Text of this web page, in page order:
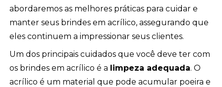
abordaremos as melhores práticas para cuidar e
manter seus brindes em acrílico, assegurando que
eles continuem a impressionar seus clientes.
Um dos principais cuidados que você deve ter com
os brindes em acrílico é a limpeza adequada. O
acrílico é um material que pode acumular poeira e